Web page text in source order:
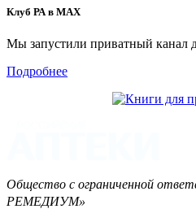
Клуб РА в MAX
Мы запустили приватный канал
Подробнее
Общество с ограниченной
РЕМЕДИУМ»